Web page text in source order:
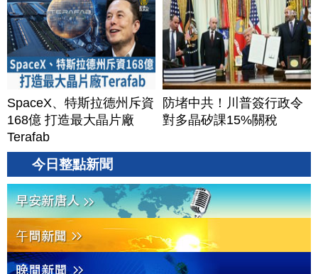
SpaceX、特斯拉德州斥資
168億 打造最大晶片廠
Terafab
防堵中共！川普簽行政令
對多晶矽課15%關稅
今日整點新聞